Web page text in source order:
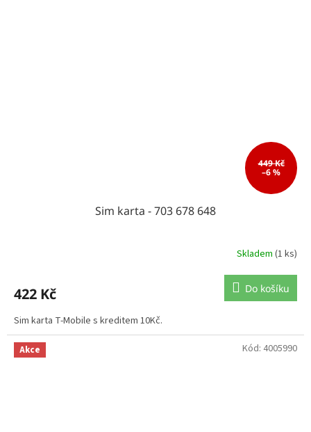
449 Kč
–6 %
Sim karta - 703 678 648
Skladem (1 ks)
422 Kč Do košíku
Sim karta T-Mobile s kreditem 10Kč.
Akce Kód: 4005990